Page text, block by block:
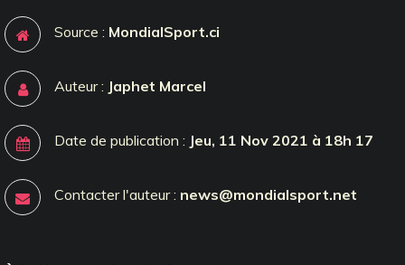
Source : MondialSport.ci
Auteur : Japhet Marcel
Date de publication : Jeu, 11 Nov 2021 à 18h 17
Contacter l'auteur : news@mondialsport.net